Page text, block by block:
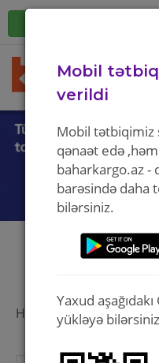
Həcm və çəki fərqi
Mobil
verildi
Mobil tətbiqimiz
qənaət edə
baharkargo.az -
barəsində daha
bilərsiniz.
Yaxud
yükləyə